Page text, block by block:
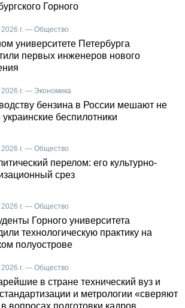
Горного
г. — Общество
университете Петербурга
первых инженеров нового
г. — Экономика
бензина в России мешают не
украинские беспилотники
г. — Общество
перелом: его культурно-
срез
г. — Общество
Горного университета
технологическую практику на
полуострове
г. — Общество
в стране технический вуз и
и метрологии «сверяют
вопросах подготовки кадров